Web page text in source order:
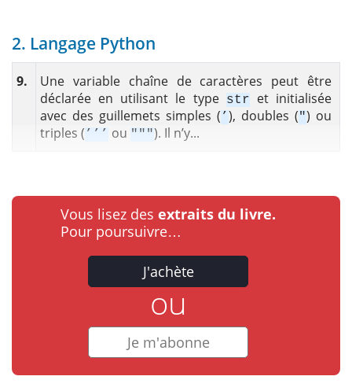
2. Langage Python
9.
Une variable chaîne de caractères peut être
déclarée en utilisant le type str
et initialisée
avec des guillemets simples ( ’ ), doubles (") ou
triples ( ’’’ ou """). Il n’y...
Vous lisez des extraits du livre.
Pour poursuivre…
J'achète
ou
Je m'abonne